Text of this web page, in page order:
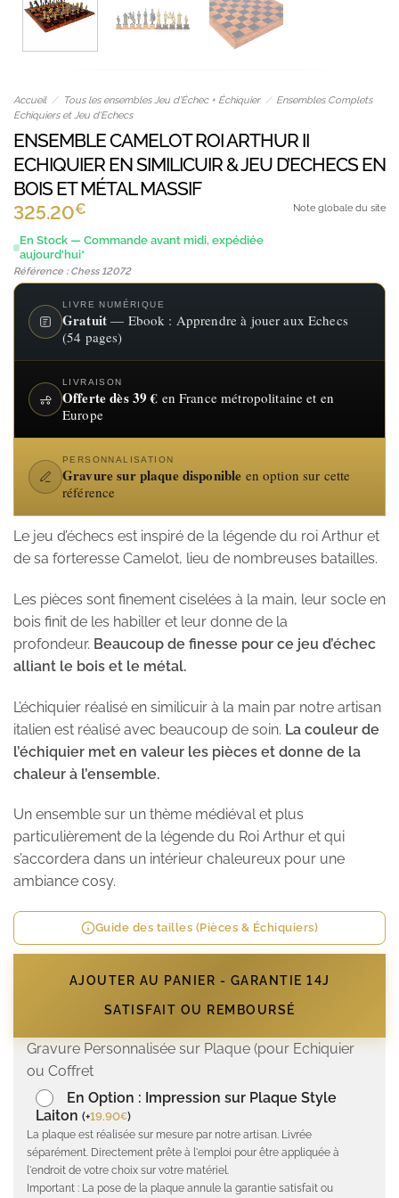
Accueil / Tous les ensembles Jeu d’Échec + Échiquier / Ensembles Complets
Echiquiers et Jeu d'Echecs
ENSEMBLE CAMELOT ROI ARTHUR II
ECHIQUIER EN SIMILICUIR & JEU D’ECHECS EN
BOIS ET MÉTAL MASSIF
325.20€
En Stock — Commande avant midi, expédiée
aujourd'hui*
Référence : Chess 12072
Note globale du site
LIVRE NUMÉRIQUE
Gratuit — Ebook : Apprendre à jouer aux Echecs
(54 pages)
LIVRAISON
Offerte dès 39 € en France métropolitaine et en
Europe
PERSONNALISATION
Gravure sur plaque disponible en option sur cette
référence
Le jeu d’échecs est inspiré de la légende du roi Arthur et
de sa forteresse Camelot, lieu de nombreuses batailles.
Les pièces sont finement ciselées à la main, leur socle en
bois finit de les habiller et leur donne de la
profondeur. Beaucoup de finesse pour ce jeu d’échec
alliant le bois et le métal.
L’échiquier réalisé en similicuir à la main par notre artisan
italien est réalisé avec beaucoup de soin. La couleur de
l’échiquier met en valeur les pièces et donne de la
chaleur à l’ensemble.
Un ensemble sur un thème médiéval et plus
particulièrement de la légende du Roi Arthur et qui
s’accordera dans un intérieur chaleureux pour une
ambiance cosy.
Guide des tailles (Pièces & Échiquiers)
AJOUTER AU PANIER - GARANTIE 14J
SATISFAIT OU REMBOURSÉ
Gravure Personnalisée sur Plaque (pour Echiquier
ou Coffret
En Option : Impression sur Plaque Style
Laiton (+19.90€)
La plaque est réalisée sur mesure par notre artisan. Livrée
séparément. Directement prête à l'emploi pour être appliquée à
l'endroit de votre choix sur votre matériel.
Important : La pose de la plaque annule la garantie satisfait ou